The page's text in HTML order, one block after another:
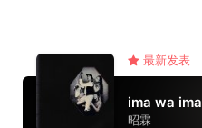
最新发表
ima wa ima
昭霖